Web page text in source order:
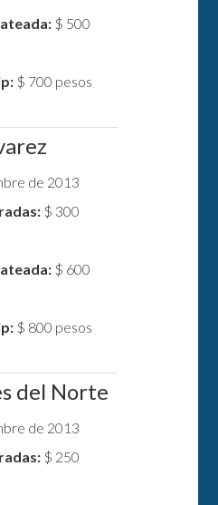
$ 500
$ 700 pesos
de 2013
$ 300
$ 600
$ 800 pesos
del Norte
de 2013
$ 250